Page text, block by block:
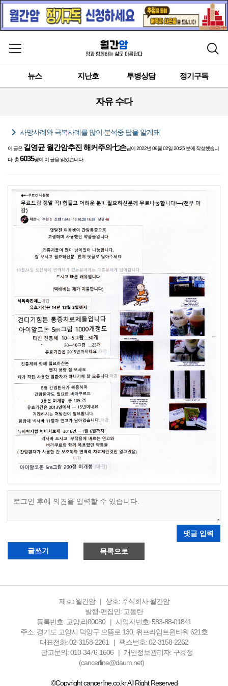
메뉴 열기 검색
뉴스 지난호 투병상담 정기구독
자유 수다
chevron_right 사망사례와 극복사례를 많이 분석중 답을 알게돼
이 글은길영균 월간암추진 해커주의七손님이 2022년 09월 02일 20:25 분에 작성했습니
다. 총6035명이 이 글을 읽었습니다.
댓글 입력
글쓰기 목록으로
제호: 월간암
상호: 주식회사 월간암
발행·편집인: 고동탄
등록번호: 고양,라00080
사업자번호: 583-88-01841
주소: 경기도 고양시 덕양구 으뜸로 130, 위프라임트윈타워 621호
대표전화: 02-3158-2261
팩스번호: 02-3158-2262
광고문의: 010-3476-1606
개인정보관리자: 구효정
(cancerline@daum.net)
©Copyright cancerline.co.kr All Right Reserved